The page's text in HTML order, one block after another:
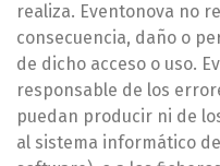
realiza. Eventonova no
consecuencia, daño o
de dicho acceso o uso.
responsable de los
puedan producir ni de
al sistema informático